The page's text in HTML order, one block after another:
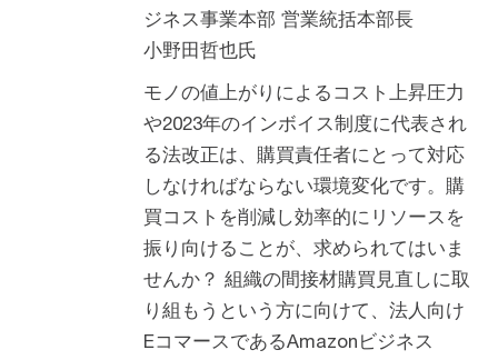
ジネス事業本部 営業統括本部長
小野田哲也氏
モノの値上がりによるコスト上昇圧力
や2023年のインボイス制度に代表され
る法改正は、購買責任者にとって対応
しなければならない環境変化です。購
買コストを削減し効率的にリソースを
振り向けることが、求められてはいま
せんか？ 組織の間接材購買見直しに取
り組もうという方に向けて、法人向け
EコマースであるAmazonビジネス